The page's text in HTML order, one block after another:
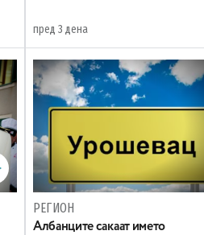
пред 3 дена
РЕГИОН
Aлбанците сакаат името